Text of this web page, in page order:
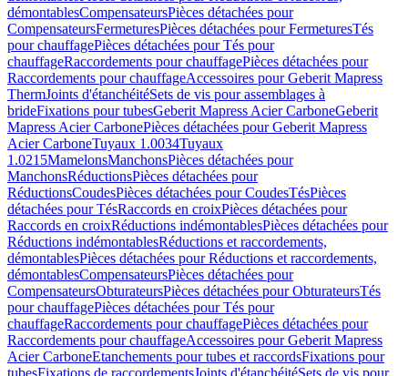
démontablesCompensateursPièces détachées pour
CompensateursFermeturesPièces détachées pour FermeturesTés
pour chauffagePièces détachées pour Tés pour
chauffageRaccordements pour chauffagePièces détachées pour
Raccordements pour chauffageAccessoires pour Geberit Mapress
ThermJoints d'étanchéitéSets de vis pour assemblages à
brideFixations pour tubesGeberit Mapress Acier CarboneGeberit
Mapress Acier CarbonePièces détachées pour Geberit Mapress
Acier CarboneTuyaux 1.0034Tuyaux
1.0215MamelonsManchonsPièces détachées pour
ManchonsRéductionsPièces détachées pour
RéductionsCoudesPièces détachées pour CoudesTésPièces
détachées pour TésRaccords en croixPièces détachées pour
Raccords en croixRéductions indémontablesPièces détachées pour
Réductions indémontablesRéductions et raccordements,
démontablesPièces détachées pour Réductions et raccordements,
démontablesCompensateursPièces détachées pour
CompensateursObturateursPièces détachées pour ObturateursTés
pour chauffagePièces détachées pour Tés pour
chauffageRaccordements pour chauffagePièces détachées pour
Raccordements pour chauffageAccessoires pour Geberit Mapress
Acier CarboneEtanchements pour tubes et raccordsFixations pour
tubesFixations de raccordementsJoints d'étanchéitéSets de vis pour